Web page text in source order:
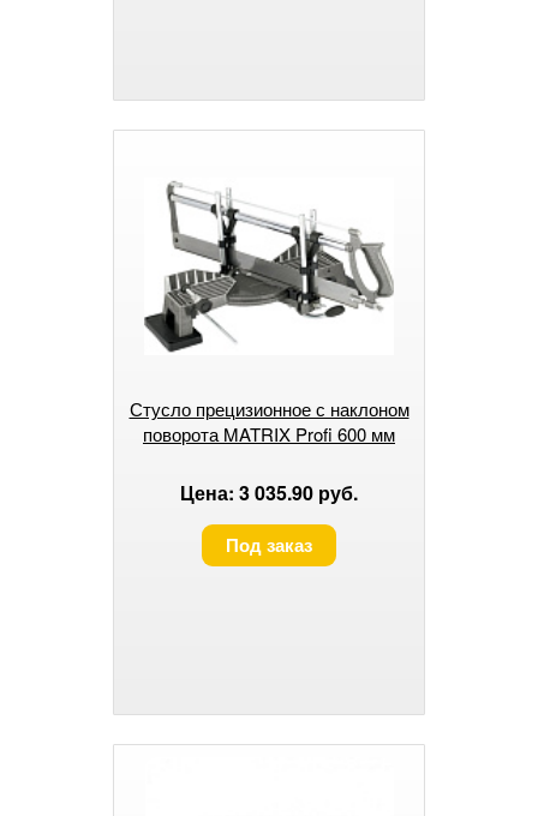
Стусло прецизионное с наклоном
поворота MATRIX Profi 600 мм
Цена: 3 035.90 руб.
Под заказ